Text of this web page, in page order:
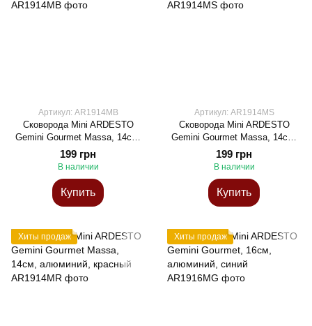
Артикул: AR1914MB
Сковорода Mini ARDESTO
Gemini Gourmet Massa, 14см,
алюминий, голубой
199 грн
В наличии
Купить
Артикул: AR1914MS
Сковорода Mini ARDESTO
Gemini Gourmet Massa, 14см,
алюміній, сірий
199 грн
В наличии
Купить
Хиты продаж Хиты продаж